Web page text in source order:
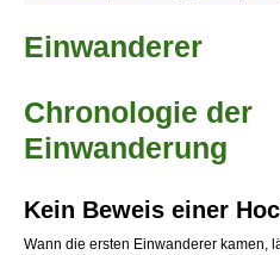
Einwanderer
Chronologie der
Einwanderung
Kein Beweis einer
Wann die ersten Einwanderer kamen,